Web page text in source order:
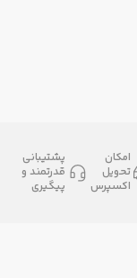
امکان
تحویل
اکسپرس
پشتیبانی
قدرتمند و
پیگیری